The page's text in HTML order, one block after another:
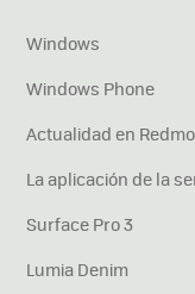
Windows
Windows Phone
Actualidad en
La aplicación de la
Surface Pro 3
Lumia Denim